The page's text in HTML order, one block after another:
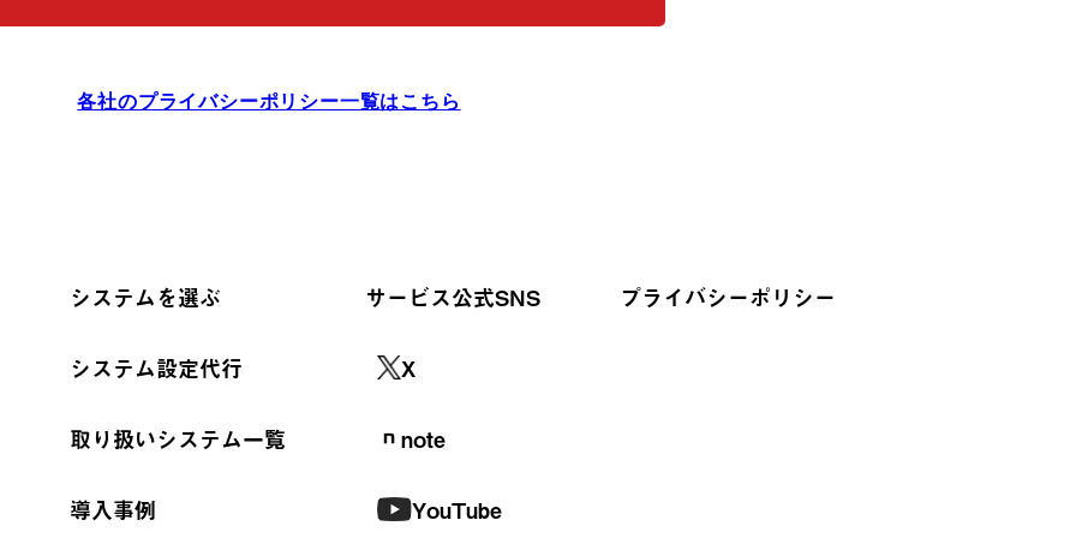
各社のプライバシーポリシー一覧はこちら
システムを選ぶ
システム設定代行
取り扱いシステム一覧
導入事例
サービス公式SNS
X
note
YouTube
プライバシーポリシー